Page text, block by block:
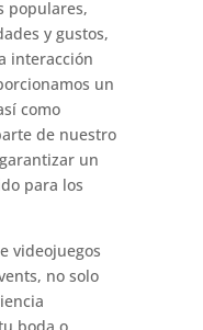
populares,
y gustos,
interacción
un
como
de nuestro
un
para los
videojuegos
no solo